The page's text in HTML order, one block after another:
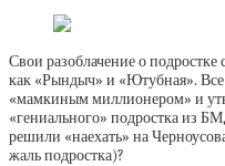
Свои разоблачение о
как «Рындыч» и «Ютубная».
«мамкиным миллионером» и
«гениального» подростка из
решили «наехать» на
жаль подростка)?